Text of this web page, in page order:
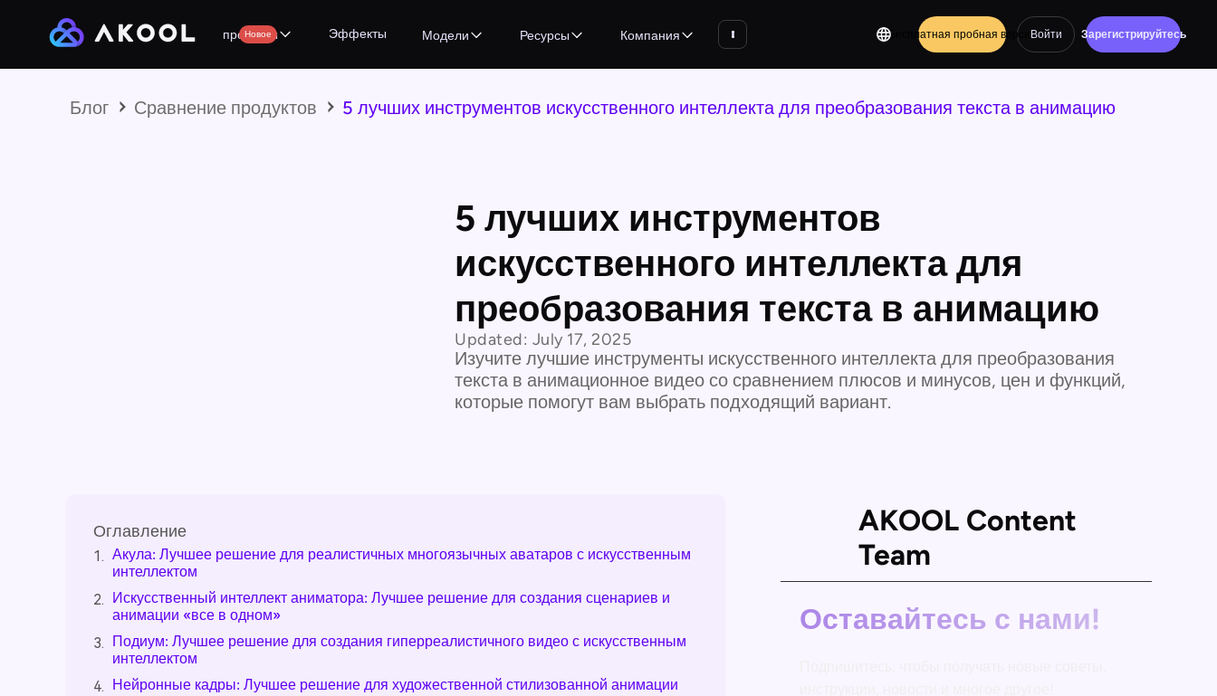
продукты
Новое Эффекты Модели Ресурсы Компания Бесплатная пробная версияВойти Зарегистрируйтесь
Блог Сравнение продуктов 5 лучших инструментов искусственного интеллекта для преобразования текста в анимацию
5 лучших инструментов
искусственного интеллекта для
преобразования текста в анимацию
Updated: July 17, 2025
Изучите лучшие инструменты искусственного интеллекта для преобразования
текста в анимационное видео со сравнением плюсов и минусов, цен и функций,
которые помогут вам выбрать подходящий вариант.
Оглавление
1. Акула: Лучшее решение для реалистичных многоязычных аватаров с искусственным
интеллектом
2. Искусственный интеллект аниматора: Лучшее решение для создания сценариев и
анимации «все в одном»
3. Подиум: Лучшее решение для создания гиперреалистичного видео с искусственным
интеллектом
4. Нейронные кадры: Лучшее решение для художественной стилизованной анимации
AKOOL Content
Team
Оставайтесь с нами!